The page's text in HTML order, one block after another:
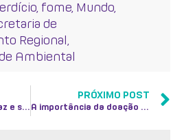
fome Mundo
de
Regional
Ambiental
Por uma Niterói de paz e segurança
PRÓXIMO POST
A importância da doação de sangue